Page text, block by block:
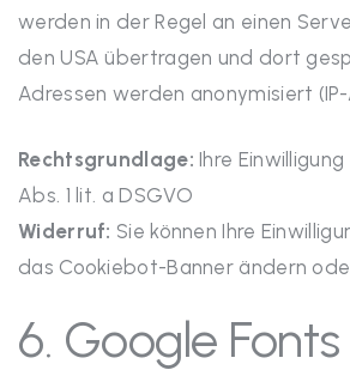
werden in der Regel an einen
den USA übertragen und dort
Adressen werden anonymisiert
Rechtsgrundlage: Ihre
Abs. 1 lit. a DSGVO
Widerruf: Sie können Ihre
das Cookiebot-Banner ändern
6. Google Fonts